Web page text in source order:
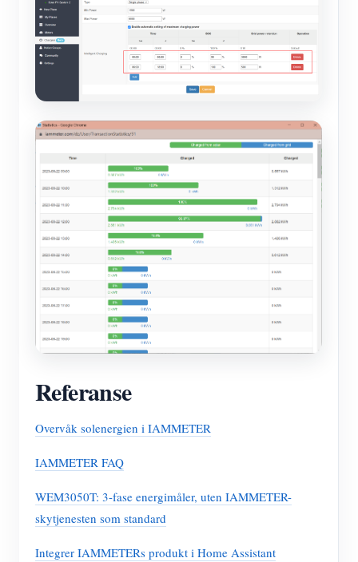
Referanse
Overvåk solenergien i IAMMETER
IAMMETER FAQ
WEM3050T: 3-fase energimåler, uten IAMMETER-
skytjenesten som standard
Integrer IAMMETERs produkt i Home Assistant